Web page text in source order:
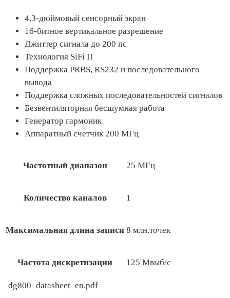
4,3-дюймовый сенсорный экран
16-битное вертикальное разрешение
Джиттер сигнала до 200 пс
Технология SiFi II
Поддержка PRBS, RS232 и последовательного
вывода
Поддержка сложных последовательностей сигналов
Безвентиляторная бесшумная работа
Генератор гармоник
Аппаратный счетчик 200 МГц
Частотный диапазон 25 МГц
Количество каналов 1
Максимальная длина записи 8 млн.точек
Частота дискретизации 125 Мвыб/с
dg800_datasheet_en.pdf